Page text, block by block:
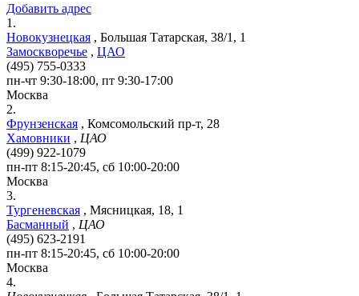
Добавить адрес
1.
Новокузнецкая , Большая Татарская, 38/1, 1
Замоскворечье , ЦАО
(495) 755-0333
пн-чт 9:30-18:00, пт 9:30-17:00
Москва
2.
Фрунзенская , Комсомольский пр-т, 28
Хамовники , ЦАО
(499) 922-1079
пн-пт 8:15-20:45, сб 10:00-20:00
Москва
3.
Тургеневская , Мясницкая, 18, 1
Басманный , ЦАО
(495) 623-2191
пн-пт 8:15-20:45, сб 10:00-20:00
Москва
4.